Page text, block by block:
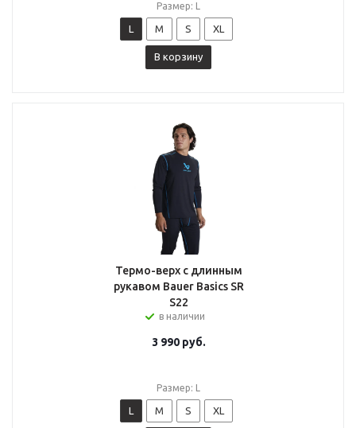
Размер: L
L M S XL
В корзину
Термо-верх с длинным
рукавом Bauer Basics SR
S22
в наличии
3 990руб.
Размер: L
L M S XL